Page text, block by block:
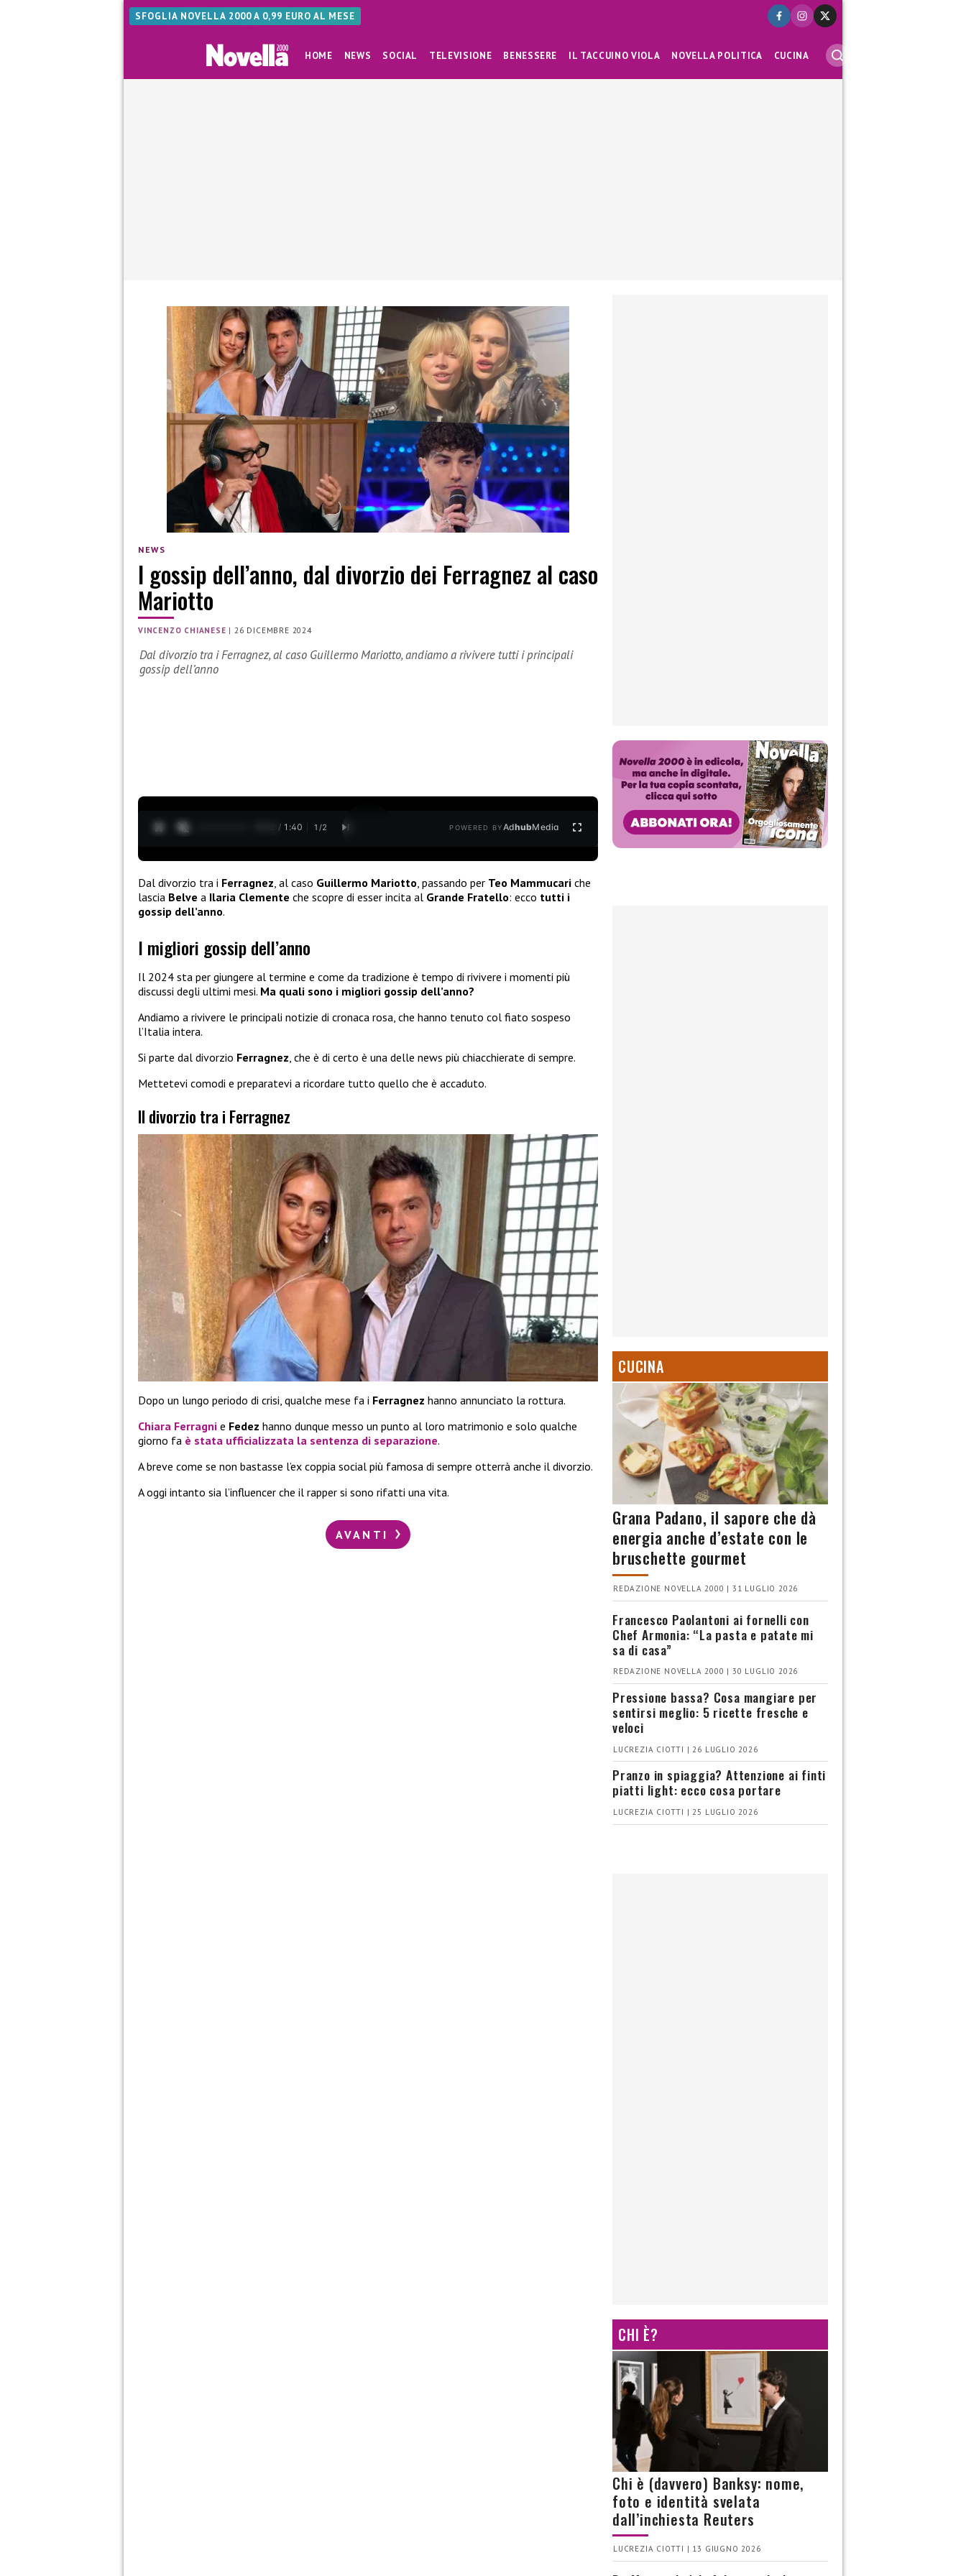
SFOGLIA NOVELLA 2000 A 0,99 EURO AL MESE
HOME NEWS SOCIAL TELEVISIONE BENESSERE IL TACCUINO VIOLA NOVELLA POLITICA CUCINA
NEWS
I gossip dell’anno, dal divorzio dei Ferragnez al caso
Mariotto
VINCENZO CHIANESE |26 DICEMBRE 2024
Dal divorzio tra i Ferragnez, al caso Guillermo Mariotto, andiamo a rivivere tutti i principali
gossip dell’anno
0:13 / 1:40 1 /2 POWERED BYAdhubMedia
Dal divorzio tra i Ferragnez , al caso Guillermo Mariotto , passando per Teo Mammucari che
lascia Belve a Ilaria Clemente che scopre di esser incita al Grande Fratello: ecco tutti i
gossip dell’anno.
I migliori gossip dell’anno
Il 2024 sta per giungere al termine e come da tradizione è tempo di rivivere i momenti più
discussi degli ultimi mesi. Ma quali sono i migliori gossip dell’anno?
Andiamo a rivivere le principali notizie di cronaca rosa, che hanno tenuto col fiato sospeso
l’Italia intera.
Si parte dal divorzio Ferragnez, che è di certo è una delle news più chiacchierate di sempre.
Mettetevi comodi e preparatevi a ricordare tutto quello che è accaduto.
Il divorzio tra i Ferragnez
Dopo un lungo periodo di crisi, qualche mese fa i Ferragnez hanno annunciato la rottura.
Chiara Ferragni e Fedez hanno dunque messo un punto al loro matrimonio e solo qualche
giorno fa è stata ufficializzata la sentenza di separazione.
A breve come se non bastasse l’ex coppia social più famosa di sempre otterrà anche il divorzio.
A oggi intanto sia l’influencer che il rapper si sono rifatti una vita.
AVANTI
CUCINA
Grana Padano, il sapore che dà
energia anche d’estate con le
bruschette gourmet
REDAZIONE NOVELLA 2000 | 31 LUGLIO 2026
Francesco Paolantoni ai fornelli con
Chef Armonia: “La pasta e patate mi
sa di casa”
REDAZIONE NOVELLA 2000 | 30 LUGLIO 2026
Pressione bassa? Cosa mangiare per
sentirsi meglio: 5 ricette fresche e
veloci
LUCREZIA CIOTTI | 26 LUGLIO 2026
Pranzo in spiaggia? Attenzione ai finti
piatti light: ecco cosa portare
LUCREZIA CIOTTI | 25 LUGLIO 2026
CHI È?
Chi è (davvero) Banksy: nome,
foto e identità svelata
dall’inchiesta Reuters
LUCREZIA CIOTTI | 13 GIUGNO 2026